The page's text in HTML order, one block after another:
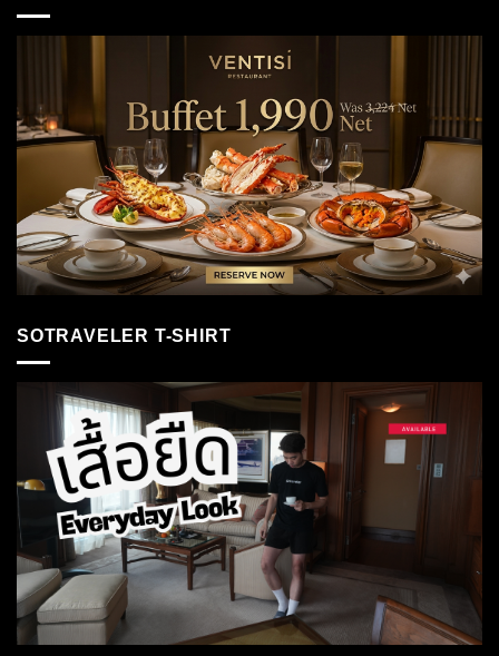
SOTRAVELER T-SHIRT